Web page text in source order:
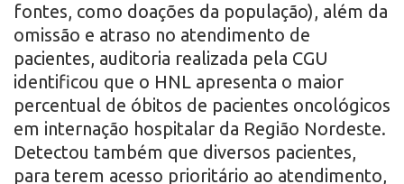
fontes, como doações da população), além da
omissão e atraso no atendimento de
pacientes, auditoria realizada pela CGU
identificou que o HNL apresenta o maior
percentual de óbitos de pacientes oncológicos
em internação hospitalar da Região Nordeste.
Detectou também que diversos pacientes,
para terem acesso prioritário ao atendimento,